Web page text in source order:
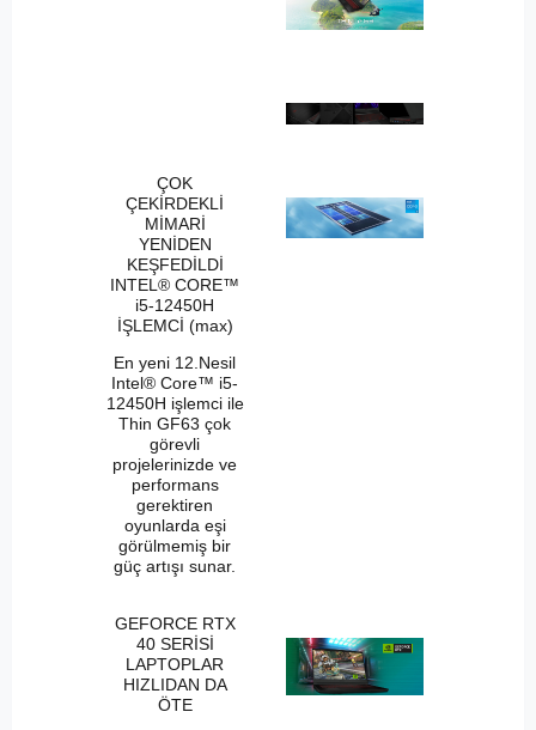
ÇOK
ÇEKİRDEKLİ
MİMARİ
YENİDEN
KEŞFEDİLDİ
INTEL® CORE™
i5-12450H
İŞLEMCİ (max)
En yeni 12.Nesil
Intel® Core™ i5-
12450H işlemci ile
Thin GF63 çok
görevli
projelerinizde ve
performans
gerektiren
oyunlarda eşi
görülmemiş bir
güç artışı sunar.
GEFORCE RTX
40 SERİSİ
LAPTOPLAR
HIZLIDAN DA
ÖTE